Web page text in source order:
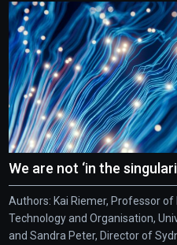
We are not ‘in the
Authors: Kai Riemer, Professor
Technology and Organisation,
and Sandra Peter, Director of